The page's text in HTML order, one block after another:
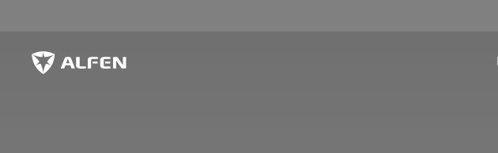
Alfen